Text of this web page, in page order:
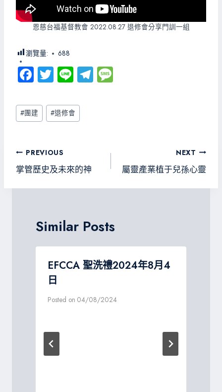
恩慈台福基督教會 2022.08.27 退修會分享門訓一組
瀏覽量: 688
Fa
ce
b
o
T
wi
tt
er
Li
ne
Te
le
Post
Tags:
#團建 #退修會
文
章
導
PREVIOUS
掌管歷史及未來的神
NEXT
屬靈產業植于兒孫心靈
Similar Posts
EFCCA 聖洗禮2024年8月4
日
Posted on 04/08/2024